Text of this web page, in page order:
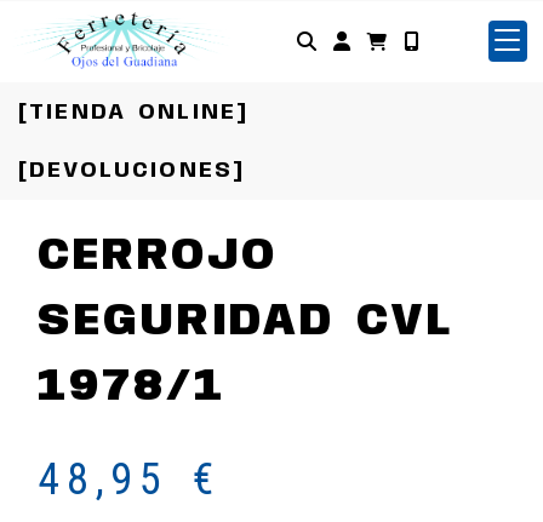
Identifícate
[TIENDA ONLINE]
[DEVOLUCIONES]
CERROJO
SEGURIDAD CVL
1978/1
48,95 €